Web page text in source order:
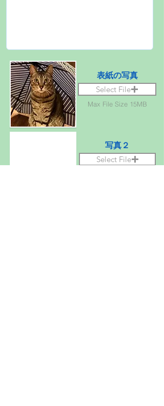
表紙の写真
Select File
Max File Size 15MB
写真２
Select File